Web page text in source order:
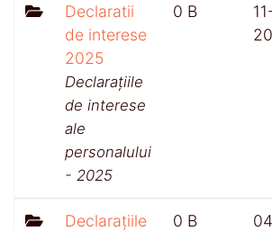
Declaratii
de interese
2025
Declarațiile
de interese
ale
personalului
- 2025
0 B
Declarațiile
0 B